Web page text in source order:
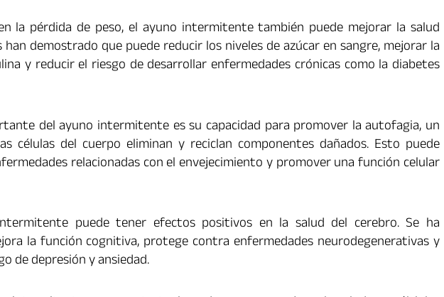
la pérdida de peso, el ayuno intermitente también puede mejorar la salud
demostrado que puede reducir los niveles de azúcar en sangre, mejorar la
y reducir el riesgo de desarrollar enfermedades crónicas como la diabetes
del ayuno intermitente es su capacidad para promover la autofagia, un
células del cuerpo eliminan y reciclan componentes dañados. Esto puede
relacionadas con el envejecimiento y promover una función celular
puede tener efectos positivos en la salud del cerebro. Se ha
la función cognitiva, protege contra enfermedades neurodegenerativas y
de depresión y ansiedad.